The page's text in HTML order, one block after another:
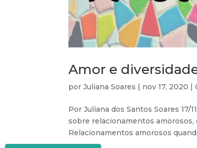
Amor e
porJuliana Soares | nov 17, 2020 |
Por Juliana dos Santos Soares
sobre relacionamentos amorosos,
Relacionamentos amorosos